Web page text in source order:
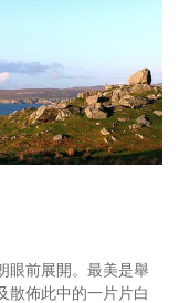
眼前展開。最美是舉
散佈此中的一片片白